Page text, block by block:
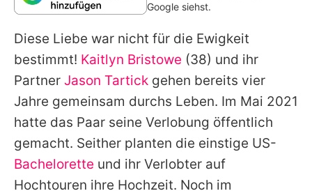
Redaktionelle Richtlinien
Impressum
Datenschutzerklärung
Nutzungsbedingungen
Utiq verwalten
Google siehst.
Diese Liebe war nicht für die Ewigkeit
bestimmt! Kaitlyn Bristowe (38) und ihr
Partner Jason Tartick gehen bereits vier
Jahre gemeinsam durchs Leben. Im Mai 2021
hatte das Paar seine Verlobung öffentlich
gemacht. Seither planten die einstige US-
Bachelorette und ihr Verlobter auf
Hochtouren ihre Hochzeit. Noch im